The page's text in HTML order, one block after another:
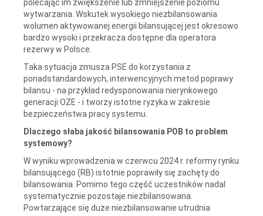
polecając im zwiększenie lub zmniejszenie poziomu
wytwarzania. Wskutek wysokiego niezbilansowania
wolumen aktywowanej energii bilansującej jest okresowo
bardzo wysoki i przekracza dostępne dla operatora
rezerwy w Polsce.
Taka sytuacja zmusza PSE do korzystania z
ponadstandardowych, interwencyjnych metod poprawy
bilansu - na przykład redysponowania nierynkowego
generacji OZE - i tworzy istotne ryzyka w zakresie
bezpieczeństwa pracy systemu.
Dlaczego słaba jakość bilansowania POB to problem
systemowy?
W wyniku wprowadzenia w czerwcu 2024 r. reformy rynku
bilansującego (RB) istotnie poprawiły się zachęty do
bilansowania. Pomimo tego część uczestników nadal
systematycznie pozostaje niezbilansowana.
Powtarzające się duże niezbilansowanie utrudnia